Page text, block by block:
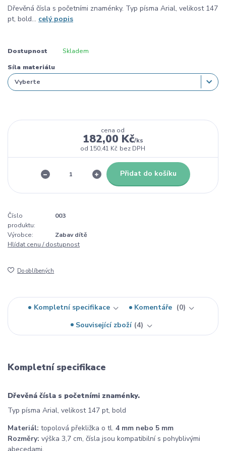
Dřevěná čísla s početními znaménky. Typ písma Arial, velikost 147
pt, bold... celý popis
Dostupnost Skladem
Síla materiálu
cena od
182,00 Kč/ks
od 150,41 Kč bez DPH
Přidat do košíku
Číslo
produktu:
003
Výrobce:
Zabav dítě
Hlídat cenu / dostupnost
Do oblíbených
Kompletní specifikace Komentáře
0
Související zboží 4
Kompletní specifikace
Dřevěná čísla s početními znaménky.
Typ písma Arial, velikost 147 pt, bold
Materiál: topolová překližka o tl. 4 mm nebo 5 mm
Rozměry: výška 3,7 cm, čísla jsou kompatibilní s pohyblivými